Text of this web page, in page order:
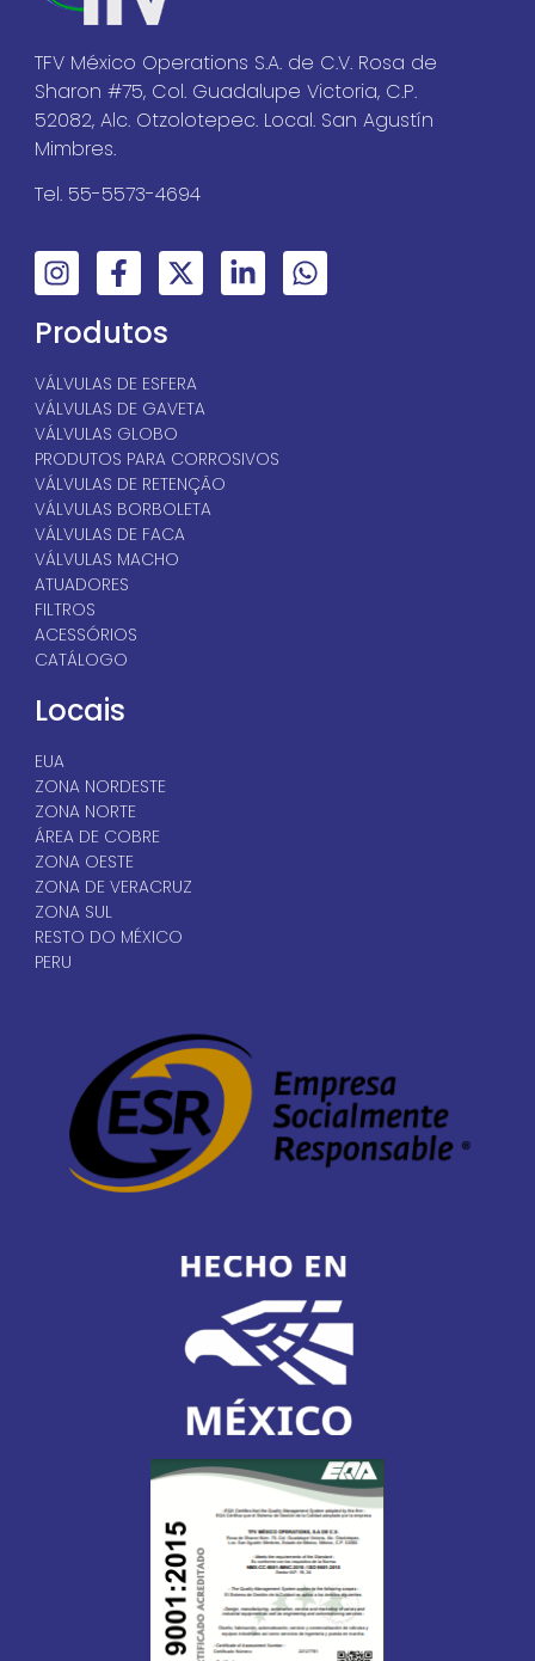
TFV México Operations S.A. de C.V. Rosa de
Sharon #75, Col. Guadalupe Victoria, C.P.
52082, Alc. Otzolotepec. Local. San Agustín
Mimbres.
Tel. 55-5573-4694
Produtos
VÁLVULAS DE ESFERA
VÁLVULAS DE GAVETA
VÁLVULAS GLOBO
PRODUTOS PARA CORROSIVOS
VÁLVULAS DE RETENÇÃO
VÁLVULAS BORBOLETA
VÁLVULAS DE FACA
VÁLVULAS MACHO
ATUADORES
FILTROS
ACESSÓRIOS
CATÁLOGO
Locais
EUA
ZONA NORDESTE
ZONA NORTE
ÁREA DE COBRE
ZONA OESTE
ZONA DE VERACRUZ
ZONA SUL
RESTO DO MÉXICO
PERU